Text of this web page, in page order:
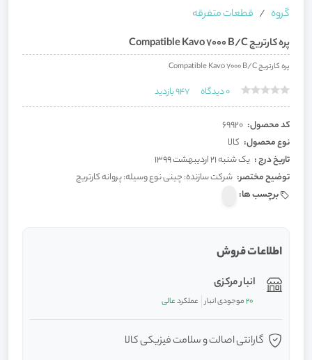
گروه
قطعات متفرقه
پره کارتریج Compatible Kavo 7000 B/C
پره کارتریج Compatible Kavo 7000 B/C
0دیدگاه 947بازدید
کد محصول: 69920
نوع محصول: کالا
تاریخ درج : یک شنبه 21 اردیبهشت 1399
توضیح مختصر: شرکت سازنده: چینی نوع وسیله: پروانه کارتریج
برچسب ها:
اطلاعات فروش
انبار مرکزی
20موجودی انبار عملکردعالی
گارانتی اصالت و سلامت فیزیکی کالا